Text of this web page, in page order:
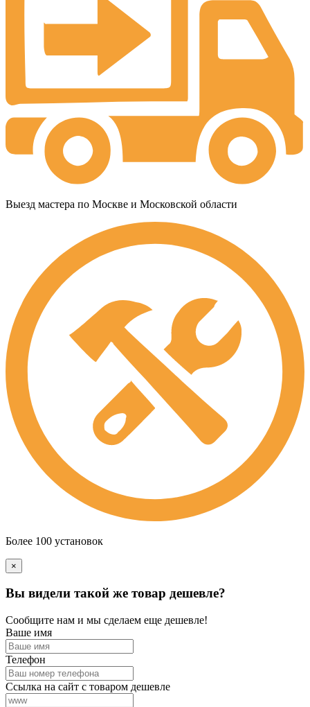
Выезд мастера по Москве и Московской области
Более 100 установок
×
Вы видели такой же товар дешевле?
Сообщите нам и мы сделаем еще дешевле!
Ваше имя
Телефон
Ссылка на сайт с товаром дешевле